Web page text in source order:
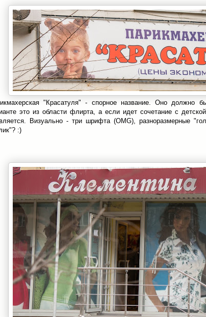
"Красатуля" - спорное название. Оно должно
это из области флирта, а если идет сочетание с
Визуально - три шрифта (OMG), разноразмерные
:)